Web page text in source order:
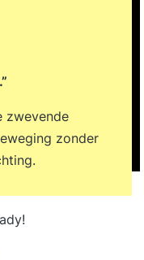
zwevende
zonder